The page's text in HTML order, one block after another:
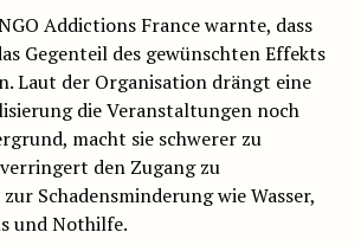
Addictions France warnte, dass
Gegenteil des gewünschten Effekts
Laut der Organisation drängt eine
die Veranstaltungen noch
macht sie schwerer zu
den Zugang zu
Schadensminderung wie Wasser,
und Nothilfe.